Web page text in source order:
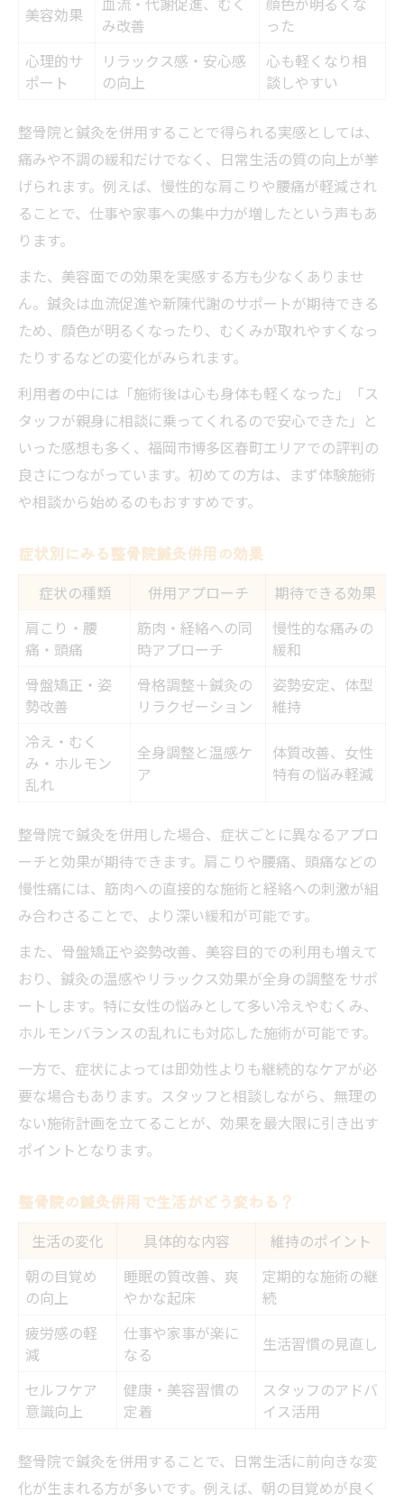
美容効果
み改善
った
心理的サ
ポート
リラックス感・安心感
の向上
心も軽くなり相
談しやすい
整骨院と鍼灸を併用することで得られる実感としては、
痛みや不調の緩和だけでなく、日常生活の質の向上が挙
げられます。例えば、慢性的な肩こりや腰痛が軽減され
ることで、仕事や家事への集中力が増したという声もあ
ります。
また、美容面での効果を実感する方も少なくありませ
ん。鍼灸は血流促進や新陳代謝のサポートが期待できる
ため、顔色が明るくなったり、むくみが取れやすくなっ
たりするなどの変化がみられます。
利用者の中には「施術後は心も身体も軽くなった」「ス
タッフが親身に相談に乗ってくれるので安心できた」と
いった感想も多く、福岡市博多区春町エリアでの評判の
良さにつながっています。初めての方は、まず体験施術
や相談から始めるのもおすすめです。
症状別にみる整骨院鍼灸併用の効果
症状の種類 併用アプローチ
期待できる効果
肩こり・腰
痛・頭痛
筋肉・経絡への同
時アプローチ
慢性的な痛みの
緩和
骨盤矯正・姿
勢改善
骨格調整＋鍼灸の
リラクゼーション
姿勢安定、体型
維持
冷え・むく
み・ホルモン
乱れ
全身調整と温感ケ
ア
体質改善、女性
特有の悩み軽減
整骨院で鍼灸を併用した場合、症状ごとに異なるアプロ
ーチと効果が期待できます。肩こりや腰痛、頭痛などの
慢性痛には、筋肉への直接的な施術と経絡への刺激が組
み合わさることで、より深い緩和が可能です。
また、骨盤矯正や姿勢改善、美容目的での利用も増えて
おり、鍼灸の温感やリラックス効果が全身の調整をサポ
ートします。特に女性の悩みとして多い冷えやむくみ、
ホルモンバランスの乱れにも対応した施術が可能です。
一方で、症状によっては即効性よりも継続的なケアが必
要な場合もあります。スタッフと相談しながら、無理の
ない施術計画を立てることが、効果を最大限に引き出す
ポイントとなります。
整骨院の鍼灸併用で生活がどう変わる？
生活の変化 具体的な内容
維持のポイント
朝の目覚め
の向上
睡眠の質改善、爽
やかな起床
定期的な施術の継
続
疲労感の軽
減
仕事や家事が楽に
なる
生活習慣の見直し
セルフケア
意識向上
健康・美容習慣の
定着
スタッフのアドバ
イス活用
整骨院で鍼灸を併用することで、日常生活に前向きな変
化が生まれる方が多いです。例えば、朝の目覚めが良く